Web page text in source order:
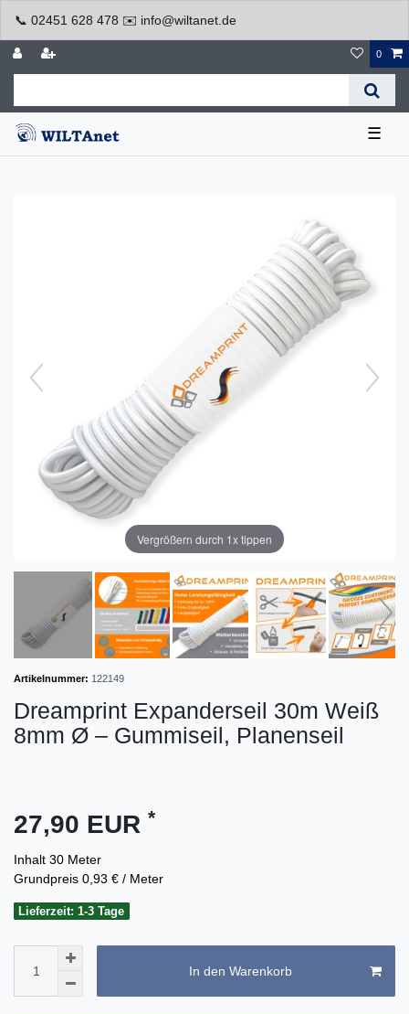
📞 02451 628 478 ✉️ info@wiltanet.de
0
☰
Vergrößern durch 1x tippen
Artikelnummer: 122149
Dreamprint Expanderseil 30m Weiß
8mm Ø – Gummiseil, Planenseil
27,90 EUR *
Inhalt 30 Meter
Grundpreis 0,93 € / Meter
Lieferzeit: 1-3 Tage
In den Warenkorb